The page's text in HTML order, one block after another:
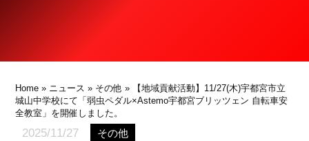
Home » ニュース » その他 » 【地域貢献活動】11/27(木)宇都宮市立
城山中学校にて「弱虫ペダル×Astemo宇都宮ブリッツェン 自転車安
全教室」を開催しました。
2025/11/27 その他